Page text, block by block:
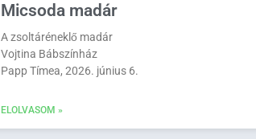
Micsoda madár
A zsoltáréneklő madár
Vojtina Bábszínház
Papp Tímea, 2026. június 6.
ELOLVASOM »